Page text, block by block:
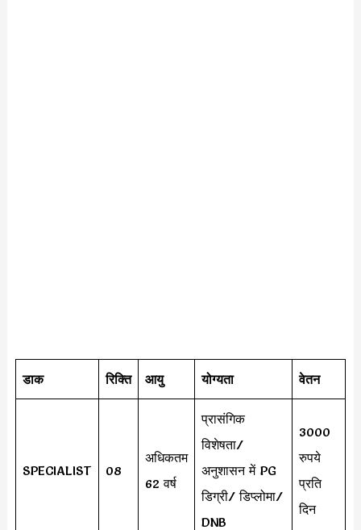
डाक रिक्ति आयु योग्यता वेतन
SPECIALIST 08
अधिकतम
62 वर्ष
प्रासंगिक
विशेषता/
अनुशासन में PG
डिग्री/ डिप्लोमा/
DNB
3000
रुपये
प्रति
दिन